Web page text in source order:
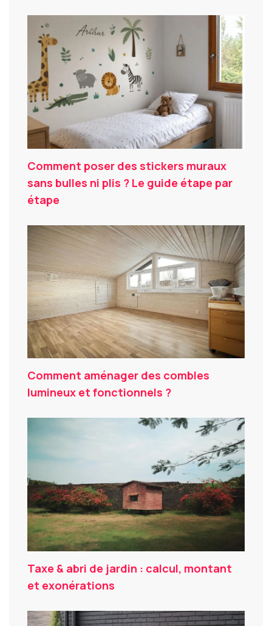
Comment poser des stickers muraux
sans bulles ni plis ? Le guide étape par
étape
Comment aménager des combles
lumineux et fonctionnels ?
Taxe & abri de jardin : calcul, montant
et exonérations